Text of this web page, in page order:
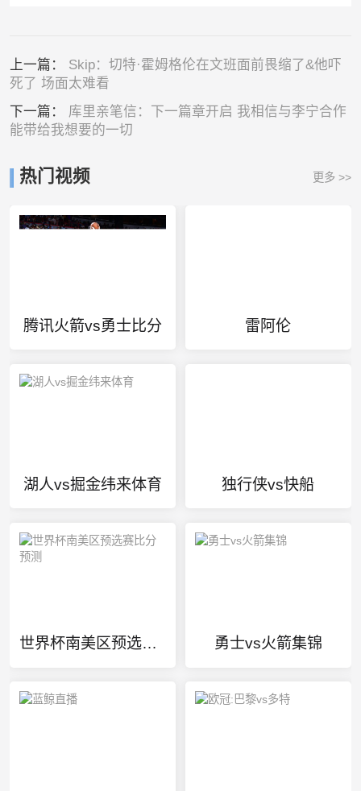
上一篇： Skip：切特·霍姆格伦在文班面前畏缩了&他吓
死了 场面太难看
下一篇： 库里亲笔信：下一篇章开启 我相信与李宁合作
能带给我想要的一切
热门视频 更多 >>
腾讯火箭vs勇士比分 雷阿伦
湖人vs掘金纬来体育 独行侠vs快船
世界杯南美区预选赛比分预测 勇士vs火箭集锦